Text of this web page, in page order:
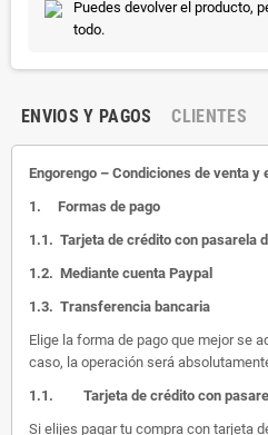
Puedes devolver el producto,
todo.
ENVIOS Y PAGOS CLIENTES
Engorengo – Condiciones de venta y
1. Formas de pago
1.1. Tarjeta de crédito con pasarela
1.2. Mediante cuenta Paypal
1.3. Transferencia bancaria
Elige la forma de pago que mejor se
caso, la operación será
1.1. Tarjeta de crédito con
Si elijes pagar tu compra con tarjeta